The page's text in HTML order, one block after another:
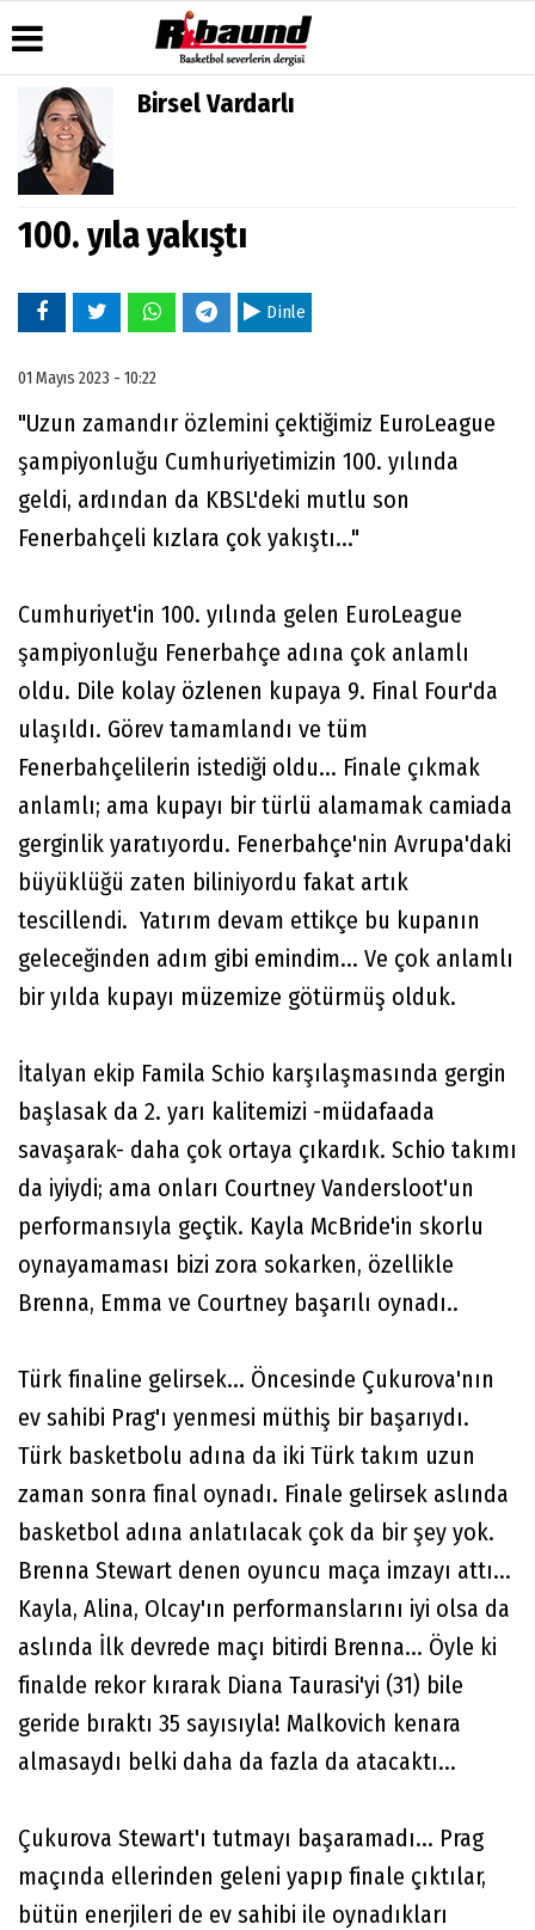
Üye Paneli
Haber
Arşivi
Gazete
Arşivi
Manşetleri
Anketler
Biyografiler
Birsel Vardarlı
100. yıla yakıştı
Dinle
01 Mayıs 2023 - 10:22
"Uzun zamandır özlemini çektiğimiz EuroLeague
şampiyonluğu Cumhuriyetimizin 100. yılında
geldi, ardından da KBSL'deki mutlu son
Fenerbahçeli kızlara çok yakıştı..."
Cumhuriyet'in 100. yılında gelen EuroLeague
şampiyonluğu Fenerbahçe adına çok anlamlı
oldu. Dile kolay özlenen kupaya 9. Final Four'da
ulaşıldı. Görev tamamlandı ve tüm
Fenerbahçelilerin istediği oldu... Finale çıkmak
anlamlı; ama kupayı bir türlü alamamak camiada
gerginlik yaratıyordu. Fenerbahçe'nin Avrupa'daki
büyüklüğü zaten biliniyordu fakat artık
tescillendi. Yatırım devam ettikçe bu kupanın
geleceğinden adım gibi emindim... Ve çok anlamlı
bir yılda kupayı müzemize götürmüş olduk.
İtalyan ekip Famila Schio karşılaşmasında gergin
başlasak da 2. yarı kalitemizi -müdafaada
savaşarak- daha çok ortaya çıkardık. Schio takımı
da iyiydi; ama onları Courtney Vandersloot'un
performansıyla geçtik. Kayla McBride'in skorlu
oynayamaması bizi zora sokarken, özellikle
Brenna, Emma ve Courtney başarılı oynadı..
Türk finaline gelirsek... Öncesinde Çukurova'nın
ev sahibi Prag'ı yenmesi müthiş bir başarıydı.
Türk basketbolu adına da iki Türk takım uzun
zaman sonra final oynadı. Finale gelirsek aslında
basketbol adına anlatılacak çok da bir şey yok.
Brenna Stewart denen oyuncu maça imzayı attı...
Kayla, Alina, Olcay'ın performanslarını iyi olsa da
aslında İlk devrede maçı bitirdi Brenna... Öyle ki
finalde rekor kırarak Diana Taurasi'yi (31) bile
geride bıraktı 35 sayısıyla! Malkovich kenara
almasaydı belki daha da fazla da atacaktı...
Çukurova Stewart'ı tutmayı başaramadı... Prag
maçında ellerinden geleni yapıp finale çıktılar,
bütün enerjileri de ev sahibi ile oynadıkları